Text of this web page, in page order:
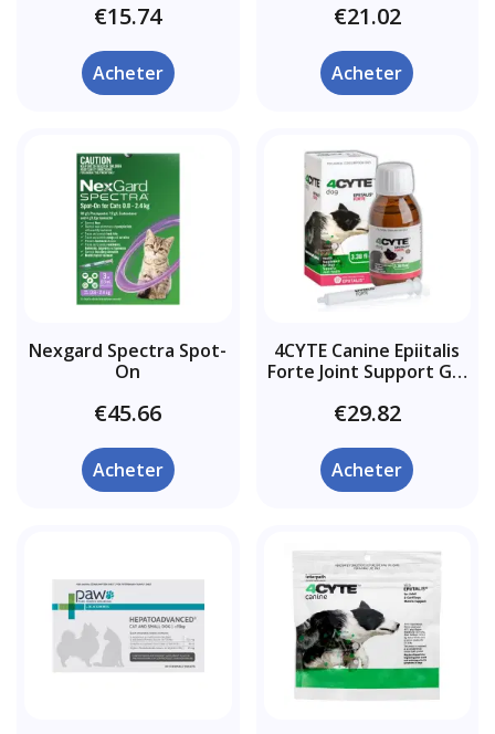
€15.74
Acheter
€21.02
Acheter
Nexgard Spectra Spot-
On
€45.66
Acheter
4CYTE Canine Epiitalis
Forte Joint Support Gel
€29.82
Acheter